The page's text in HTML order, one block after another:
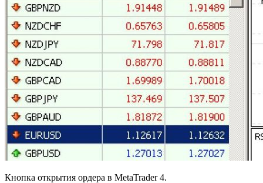
Кнопка открытия ордера в MetaTrader 4.